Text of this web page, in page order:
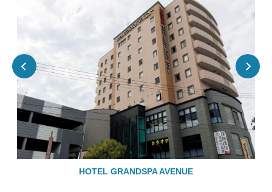
HOTEL GRANDSPA AVENUE